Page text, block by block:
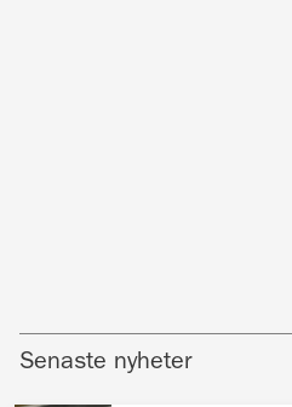
Senaste nyheter